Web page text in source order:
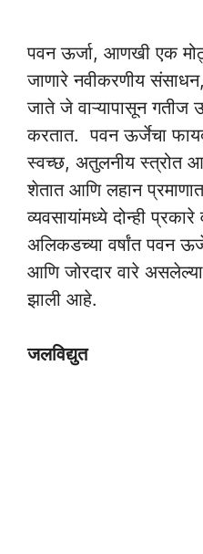
पवन ऊर्जा, आणखी एक
जाणारे नवीकरणीय संसाधन,
जाते जे वाऱ्यापासून गतीज
करतात. पवन ऊर्जेचा
स्वच्छ, अतुलनीय स्त्रोत
शेतात आणि लहान
व्यवसायांमध्ये दोन्ही
अलिकडच्या वर्षांत पवन
आणि जोरदार वारे
झाली आहे.
जलविद्युत